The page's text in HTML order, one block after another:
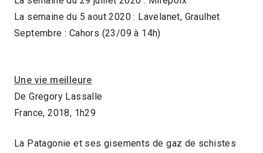
La semaine du 5 aout 2020 : Lavelanet, Graulhet
Septembre : Cahors (23/09 à 14h)
Une vie meilleure
De Gregory Lassalle
France, 2018, 1h29
La Patagonie et ses gisements de gaz de schistes